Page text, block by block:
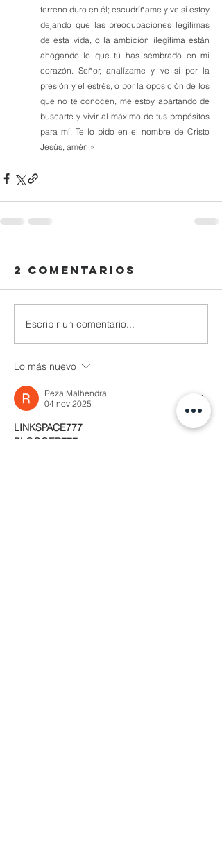
terreno duro en él; escudríñame y ve si estoy
dejando que las preocupaciones legítimas
de esta vida, o la ambición ilegítima están
ahogando lo que tú has sembrado en mi
corazón. Señor, analízame y ve si por la
presión y el estrés, o por la oposición de los
que no te conocen, me estoy apartando de
buscarte y vivir al máximo de tus propósitos
para mí. Te lo pido en el nombre de Cristo
Jesús, amén.»
2 comentarios
Escribir un comentario...
Lo más nuevo
Reza Malhendra
04 nov 2025
LINKSPACE777
BLOGGER777